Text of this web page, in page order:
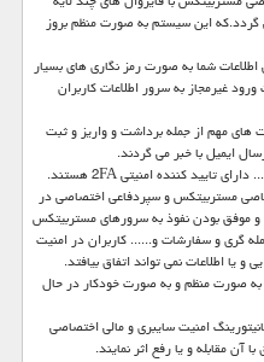
این سیستم به صورت منظم بروز
شما به صورت رمز نگاری های بسیار
غیرمجاز به سرور اطلاعات کاربران
های مهم از جمله برداشت و واریز و ثبت
ایمیل با خبر می گردند.
دارای تایید کننده امنیتی2FAهستند.
مستربیتکس و سپردفاعی اختصاصی در
و موفق بودن نفوذ به سرورهای مستربیتکس
گری و سفارشات و...... کاربران در امنیت
یا اطلاعات نمی تواند اتفاق بیافتد.
به صورت منظم و به صورت خودکار در حال
امنیت سایبری و مالی اختصاصی
آن مقابله و یا رفع اثر نمایند.